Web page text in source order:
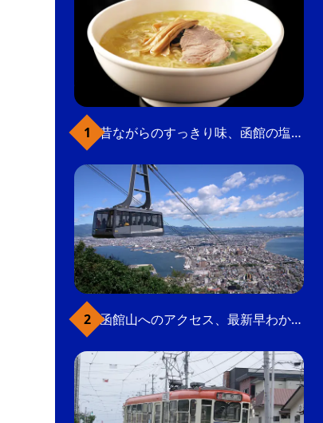
昔ながらのすっきり味、函館の塩ラーメン
函館山へのアクセス、最新早わかりガイド